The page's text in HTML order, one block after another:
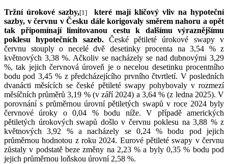
Tržní úrokové sazby,[1] které mají klíčový vliv na hypoteční
sazby, v červnu v Česku dále korigovaly směrem nahoru a opět
tak připomínají limitovanou cestu k dalšímu výraznějšímu
poklesu hypotečních sazeb.České pětileté úrokové swapy v
červnu stouply o necelé dvě desetinky procenta na 3,54 % z
květnových 3,38 %. Ačkoliv se nacházely se nad dubnovými 3,29
%, tak jejich červnová úroveň je o necelou desetinku procentního
bodu pod 3,45 % z předcházejícího prvního čtvrtletí. V posledních
dvanácti měsících se české pětileté swapy pohybovaly v rozmezí
měsíčních průměrů 3,19 % (v září 2024) a 3,64 % (z ledna 2025). V
porovnání s průměrnou úrovní pětiletých swapů v roce 2024 byly
červnové úroky o 0,04 % bodu níže. V případě amerických
pětiletých úrokových swapů došlo v červnu poklesu na 3,88 % z
květnových 3,92 % a nacházely se 0,24 % bodu pod jejich
průměrnou hodnotou z roku 2024. Eurové pětileté swapy v červnu
zůstaly v podstatě beze změny na 2,23 % a byly 0,35 % bodu pod
jejich průměrnou loňskou úrovní 2,58 %.